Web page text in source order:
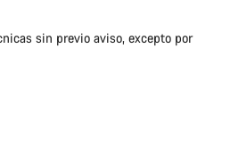
sin previo aviso, excepto por